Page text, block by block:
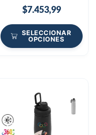
$7.453,99
SELECCIONAR
OPCIONES